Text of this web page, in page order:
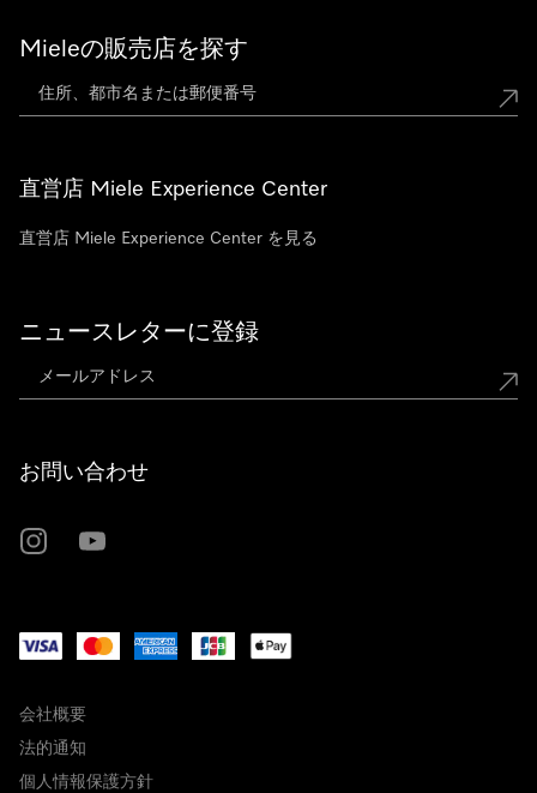
Mieleの販売店を探す
直営店 Miele Experience Center
直営店 Miele Experience Center を見る
ニュースレターに登録
お問い合わせ
会社概要
法的通知
個人情報保護方針